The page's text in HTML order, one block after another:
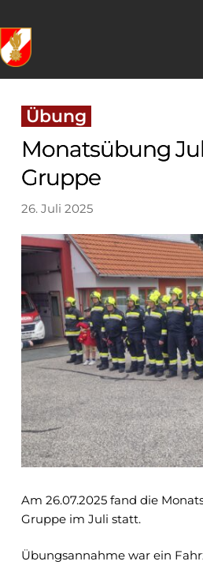
content
Übung
Monatsübung
Gruppe
26. Juli 2025
Am 26.07.2025 fand die
Gruppe im Juli statt.
Übungsannahme war ein